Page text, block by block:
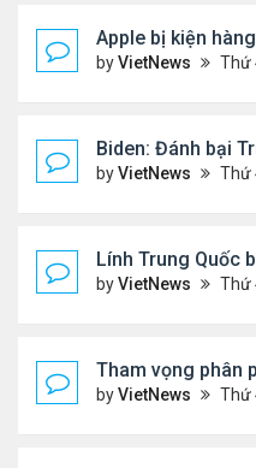
Apple bị kiện
byVietNews Thứ 4 Tháng 12 02, 2020
Biden: Đánh bại
byVietNews Thứ 4 Tháng 12 02, 2020
Lính Trung Quốc
byVietNews Thứ 4 Tháng 12 02, 2020
Tham vọng phân
byVietNews Thứ 4 Tháng 12 02, 2020